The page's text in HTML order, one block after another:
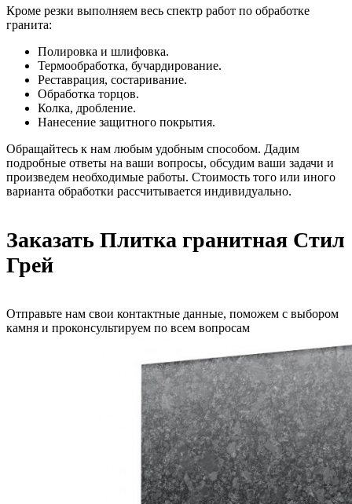
Кроме резки выполняем весь спектр работ по обработке
гранита:
Полировка и шлифовка.
Термообработка, бучардирование.
Реставрация, состаривание.
Обработка торцов.
Колка, дробление.
Нанесение защитного покрытия.
Обращайтесь к нам любым удобным способом. Дадим
подробные ответы на ваши вопросы, обсудим ваши задачи и
произведем необходимые работы. Стоимость того или иного
варианта обработки рассчитывается индивидуально.
Заказать Плитка гранитная Стил
Грей
Отправьте нам свои контактные данные, поможем с выбором
камня и проконсультируем по всем вопросам